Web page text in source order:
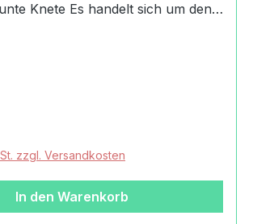
sich um den
Bunte Knete ist unbegrenzt
abwaschbar. Inhaltsstoffe:
gereinigte Naturkreide,
Die Bunte Knete ist
entspricht der Euronorm EN 71/1-
zzgl. Versandkosten
In den Warenkorb